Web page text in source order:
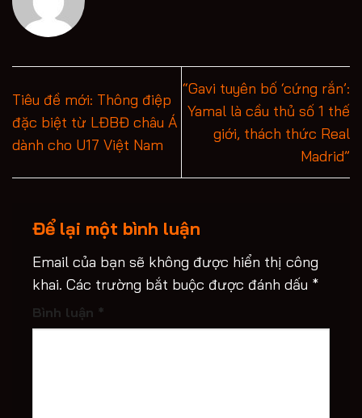
Tiêu đề mới: Thông điệp
đặc biệt từ LĐBĐ châu Á
dành cho U17 Việt Nam
“Gavi tuyên bố ‘cứng rắn’:
Yamal là cầu thủ số 1 thế
giới, thách thức Real
Madrid”
Để lại một bình luận
Email của bạn sẽ không được hiển thị công
khai. Các trường bắt buộc được đánh dấu *
Bình luận *